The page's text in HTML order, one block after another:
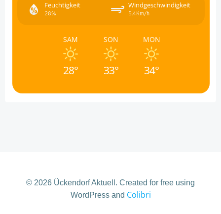
Feuchtigkeit
28%
Windgeschwindigkeit
5.4Km/h
SAM
28°
SON
33°
MON
34°
© 2026 Ückendorf Aktuell. Created for free using
WordPress and Colibri